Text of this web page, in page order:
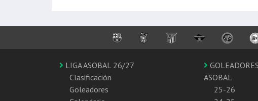
LIGA ASOBAL 26/27
Clasificación
Goleadores
GOLEADORES
ASOBAL
25-26